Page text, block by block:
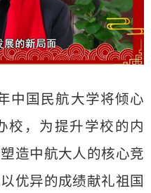
中国民航大学将倾心
校，为提升学校的内
造中航大人的核心竞
优异的成绩献礼祖国